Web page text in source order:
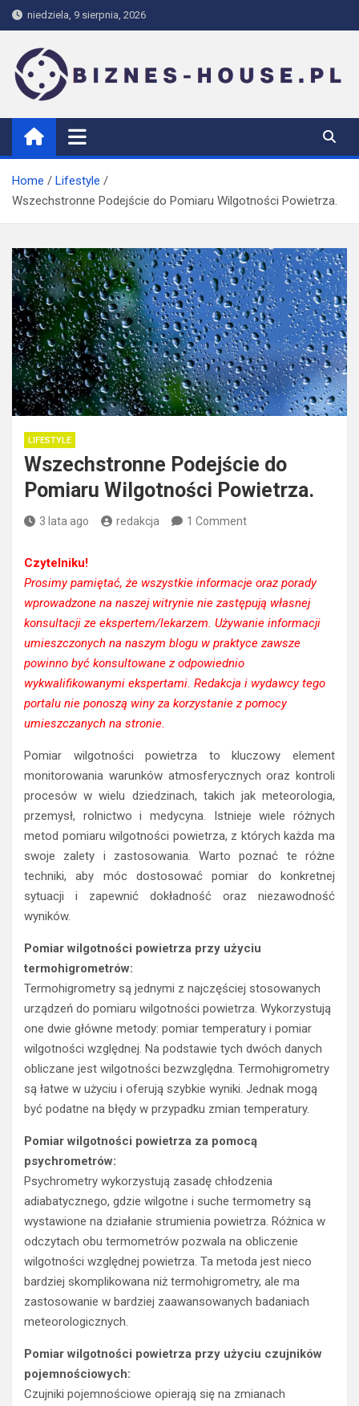
Skip
to
content
niedziela, 9 sierpnia, 2026
biznes-house.pl
Home
Lifestyle
Wszechstronne Podejście do Pomiaru Wilgotności Powietrza.
LIFESTYLE
Wszechstronne Podejście do
Pomiaru Wilgotności Powietrza.
3 lata ago redakcja 1 Comment
Czytelniku!
Prosimy pamiętać, że wszystkie informacje oraz porady
wprowadzone na naszej witrynie nie zastępują własnej
konsultacji ze ekspertem/lekarzem. Używanie informacji
umieszczonych na naszym blogu w praktyce zawsze
powinno być konsultowane z odpowiednio
wykwalifikowanymi ekspertami. Redakcja i wydawcy tego
portalu nie ponoszą winy za korzystanie z pomocy
umieszczanych na stronie.
Pomiar wilgotności powietrza to kluczowy element
monitorowania warunków atmosferycznych oraz kontroli
procesów w wielu dziedzinach, takich jak meteorologia,
przemysł, rolnictwo i medycyna. Istnieje wiele różnych
metod pomiaru wilgotności powietrza, z których każda ma
swoje zalety i zastosowania. Warto poznać te różne
techniki, aby móc dostosować pomiar do konkretnej
sytuacji i zapewnić dokładność oraz niezawodność
wyników.
Pomiar wilgotności powietrza przy użyciu
termohigrometrów:
Termohigrometry są jednymi z najczęściej stosowanych
urządzeń do pomiaru wilgotności powietrza. Wykorzystują
one dwie główne metody: pomiar temperatury i pomiar
wilgotności względnej. Na podstawie tych dwóch danych
obliczane jest wilgotności bezwzględna. Termohigrometry
są łatwe w użyciu i oferują szybkie wyniki. Jednak mogą
być podatne na błędy w przypadku zmian temperatury.
Pomiar wilgotności powietrza za pomocą
psychrometrów:
Psychrometry wykorzystują zasadę chłodzenia
adiabatycznego, gdzie wilgotne i suche termometry są
wystawione na działanie strumienia powietrza. Różnica w
odczytach obu termometrów pozwala na obliczenie
wilgotności względnej powietrza. Ta metoda jest nieco
bardziej skomplikowana niż termohigrometry, ale ma
zastosowanie w bardziej zaawansowanych badaniach
meteorologicznych.
Pomiar wilgotności powietrza przy użyciu czujników
pojemnościowych:
Czujniki pojemnościowe opierają się na zmianach